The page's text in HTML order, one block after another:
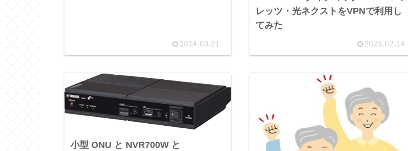
2024.03.21
レッツ・光ネクストをVPNで利用し
てみた
2023.02.14
小型 ONU と NVR700W と